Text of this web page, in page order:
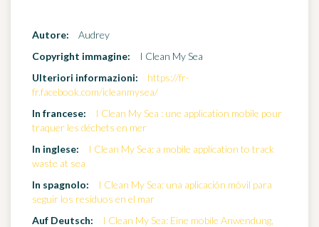
Autore:
Audrey
Copyright immagine:
I Clean My Sea
Ulteriori informazioni:
https://fr-
fr.facebook.com/icleanmysea/
In francese:
I Clean My Sea : une application mobile pour
traquer les déchets en mer
In inglese:
I Clean My Sea: a mobile application to track
waste at sea
In spagnolo:
I Clean My Sea: una aplicación móvil para
seguir los residuos en el mar
Auf Deutsch:
I Clean My Sea: Eine mobile Anwendung,